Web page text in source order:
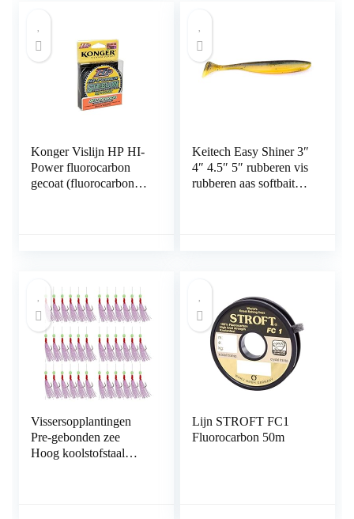
Konger Vislijn HP HI-
Power fluorocarbon
gecoat (fluorocarbon
Keitech Easy Shiner 3″
4″ 4.5″ 5″ rubberen vis
rubberen aas softbait
Vissersopplantingen
Pre-gebonden zee
Hoog koolstofstaal
Lijn STROFT FC1
Fluorocarbon 50m